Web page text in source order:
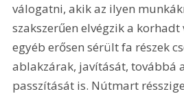
válogatni, akik az ilyen
szakszerűen elvégzik a korhadt
egyéb erősen sérült fa részek
ablakzárak, javítását, továbbá
passzítását is. Nútmart